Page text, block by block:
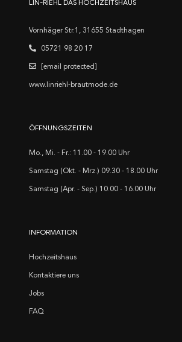
LIN-RIEHL DAS HOCHZEITSHAUS
Vornhäger Str.1, 31655 Stadthagen
05721 98 20 17
[email protected]
www.linriehl-brautmode.de
ÖFFNUNGSZEITEN
Mo., Mi. - Fr.: 11.00 - 19.00 Uhr
Samstag (Okt. - Mrz.) 09.30 - 18.00 Uhr
Samstag (Apr. - Sep.) 10.00 - 16.00 Uhr
INFORMATION
Hochzeitshaus
Kontaktiere uns
Jobs
FAQ